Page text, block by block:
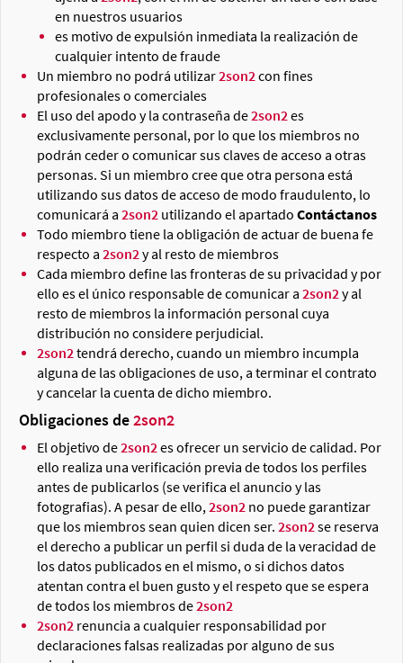
en nuestros usuarios
es motivo de expulsión inmediata la realización de
cualquier intento de fraude
Un miembro no podrá utilizar2son2 con fines
profesionales o comerciales
El uso del apodo y la contraseña de2son2 es
exclusivamente personal, por lo que los miembros no
podrán ceder o comunicar sus claves de acceso a otras
personas. Si un miembro cree que otra persona está
utilizando sus datos de acceso de modo fraudulento, lo
comunicará a 2son2 utilizando el apartado Contáctanos
Todo miembro tiene la obligación de actuar de buena fe
respecto a 2son2 y al resto de miembros
Cada miembro define las fronteras de su privacidad y por
ello es el único responsable de comunicar a 2son2 y al
resto de miembros la información personal cuya
distribución no considere perjudicial.
2son2 tendrá derecho, cuando un miembro incumpla
alguna de las obligaciones de uso, a terminar el contrato
y cancelar la cuenta de dicho miembro.
Obligaciones de2son2
El objetivo de2son2 es ofrecer un servicio de calidad. Por
ello realiza una verificación previa de todos los perfiles
antes de publicarlos (se verifica el anuncio y las
fotografias). A pesar de ello, 2son2 no puede garantizar
que los miembros sean quien dicen ser. 2son2 se reserva
el derecho a publicar un perfil si duda de la veracidad de
los datos publicados en el mismo, o si dichos datos
atentan contra el buen gusto y el respeto que se espera
de todos los miembros de2son2
2son2 renuncia a cualquier responsabilidad por
declaraciones falsas realizadas por alguno de sus